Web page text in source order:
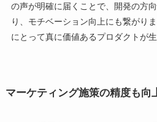
の声が明確に届くことで、開発の方
り、モチベーション向上にも繋がり
にとって真に価値あるプロダクトが
マーケティング施策の精度も向